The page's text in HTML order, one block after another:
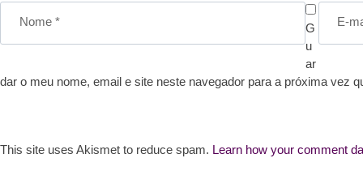
G
u
ar
dar o meu nome, email e site neste navegador para a próxima vez
This site uses Akismet to reduce spam. Learn how your comment